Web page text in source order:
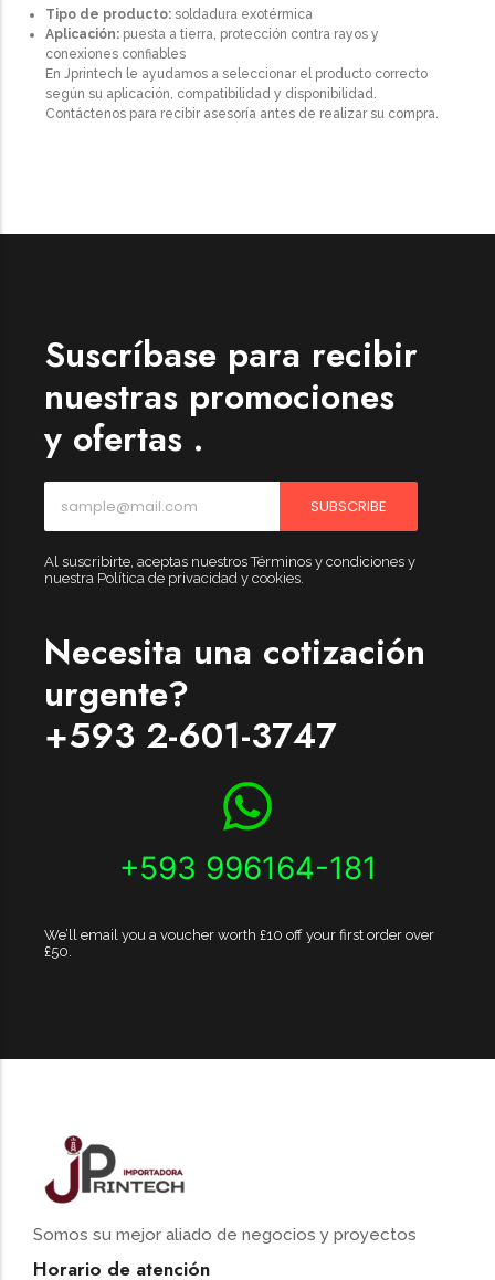
Tipo de producto: soldadura exotérmica
Aplicación: puesta a tierra, protección contra rayos y
conexiones confiables
En Jprintech le ayudamos a seleccionar el producto correcto
según su aplicación, compatibilidad y disponibilidad.
Contáctenos para recibir asesoría antes de realizar su compra.
Suscríbase para recibir
nuestras promociones
y ofertas .
SUBSCRIBE
Al suscribirte, aceptas nuestros Términos y condiciones y
nuestra Política de privacidad y cookies.
Necesita una cotización
urgente?
+593 2-601-3747
+593 996164-181
We’ll email you a voucher worth £10 off your first order over
£50.
Somos su mejor aliado de negocios y proyectos
Horario de atención